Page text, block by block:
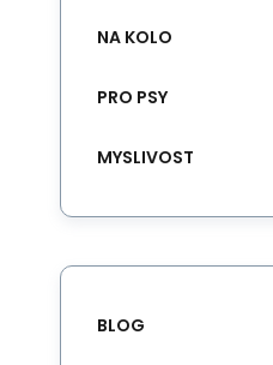
NA KOLO
PRO PSY
MYSLIVOST
BLOG